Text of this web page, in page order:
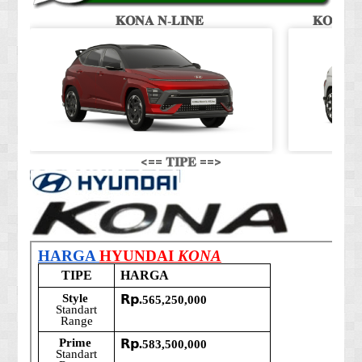
𝐊𝐎𝐍𝐀 𝐍-𝐋𝐈𝐍𝐄 𝐊𝐎𝐍𝐀
<== 𝐓𝐈𝐏𝐄 ==>